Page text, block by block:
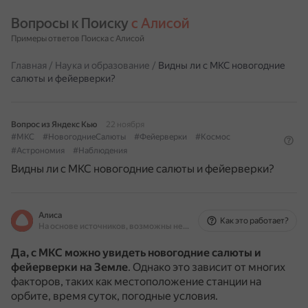
Вопросы к Поиску с Алисой
Примеры ответов Поиска с Алисой
Главная / Наука и образование / Видны ли с МКС новогодние
салюты и фейерверки?
Вопрос из Яндекс Кью
22 ноября
#МКС
#НовогодниеСалюты #Фейерверки
#Космос
#Астрономия
#Наблюдения
Видны ли с МКС новогодние салюты и фейерверки?
Алиса
На основе источников, возможны неточности
Как это работает?
Да, с МКС можно увидеть новогодние салюты и
фейерверки на Земле. Однако это зависит от многих
факторов, таких как местоположение станции на
орбите, время суток, погодные условия.